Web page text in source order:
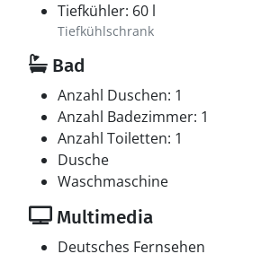
Tiefkühler: 60 l
Tiefkühlschrank
Bad
Anzahl Duschen: 1
Anzahl Badezimmer: 1
Anzahl Toiletten: 1
Dusche
Waschmaschine
Multimedia
Deutsches Fernsehen